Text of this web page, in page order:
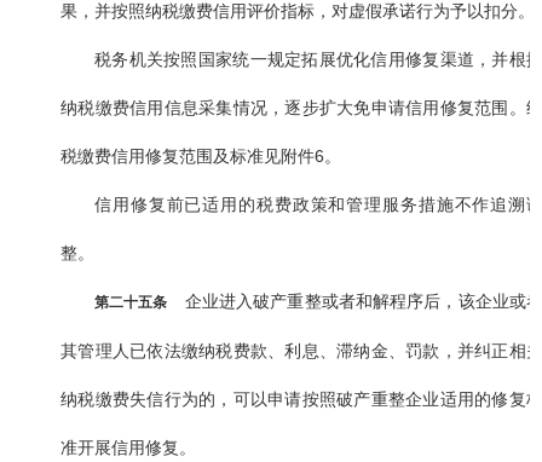
果，并按照纳税缴费信用评价指标，对虚假承诺行为予以扣分。
税务机关按照国家统一规定拓展优化信用修复渠道，并根据
纳税缴费信用信息采集情况，逐步扩大免申请信用修复范围。纳
税缴费信用修复范围及标准见附件6。
信用修复前已适用的税费政策和管理服务措施不作追溯调
整。
第二十五条 企业进入破产重整或者和解程序后，该企业或
其管理人已依法缴纳税费款、利息、滞纳金、罚款，并纠正相关
纳税缴费失信行为的，可以申请按照破产重整企业适用的修复标
准开展信用修复。